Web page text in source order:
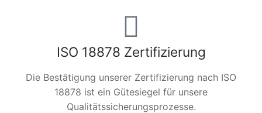
ISO 18878 Zertifizierung
Die Bestätigung unserer Zertifizierung nach ISO
18878 ist ein Gütesiegel für unsere
Qualitätssicherungsprozesse.